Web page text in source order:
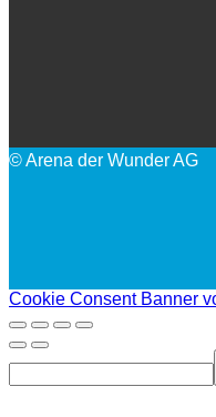
© Arena der Wunder AG
Cookie Consent Banner